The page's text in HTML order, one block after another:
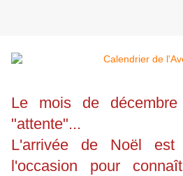
Le mois de
"attente"...
L'arrivée de Noël
l'occasion pour